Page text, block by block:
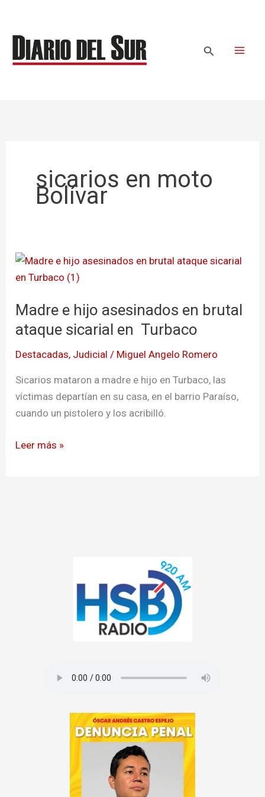
contenido
Buscar
sicarios en moto
Bolívar
Madre e hijo asesinados en brutal
ataque sicarial en Turbaco
Destacadas, Judicial / Miguel Angelo Romero
Sicarios mataron a madre e hijo en Turbaco, las
víctimas departían en su casa, en el barrio Paraíso,
cuando un pistolero y los acribilló.
Madre
e
asesinados
en
ataque
sicarial
en
Turbaco
Leer más »